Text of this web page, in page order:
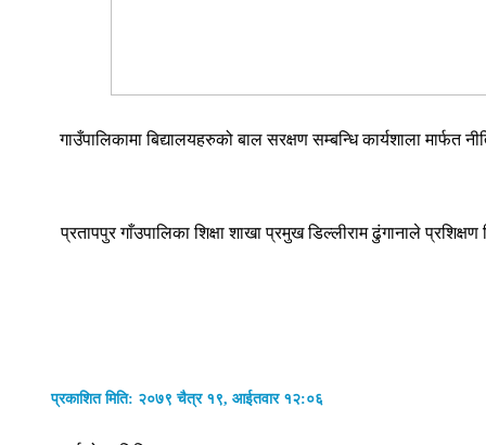
गाउँपालिकामा बिद्यालयहरुको बाल सरक्षण सम्बन्धि कार्यशाला
प्रतापपुर गाँउपालिका शिक्षा शाखा प्रमुख डिल्लीराम ढुंगानाले
प्रकाशित मिति: २०७९ चैत्र १९, आईतवार १२:०६